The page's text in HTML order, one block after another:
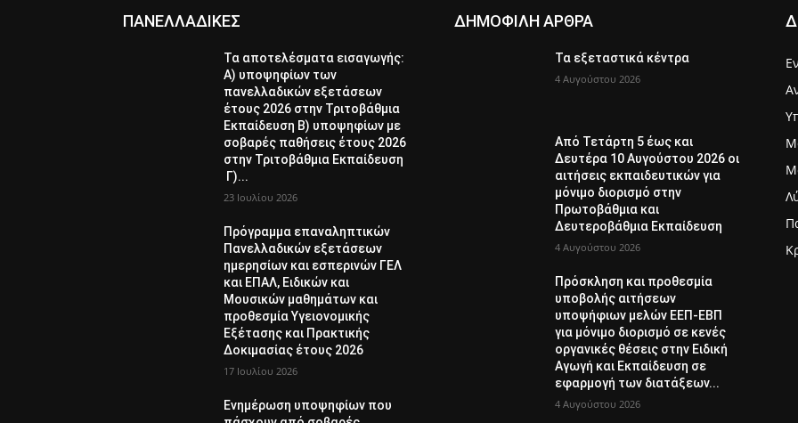
ΠΑΝΕΛΛΑΔΙΚΕΣ
Τα αποτελέσματα εισαγωγής:
Α) υποψηφίων των
πανελλαδικών εξετάσεων
έτους 2026 στην Τριτοβάθμια
Εκπαίδευση Β) υποψηφίων με
σοβαρές παθήσεις έτους 2026
στην Τριτοβάθμια Εκπαίδευση
Γ)...
23 Ιουλίου 2026
Πρόγραμμα επαναληπτικών
Πανελλαδικών εξετάσεων
ημερησίων και εσπερινών ΓΕΛ
και ΕΠΑΛ, Ειδικών και
Μουσικών μαθημάτων και
προθεσμία Υγειονομικής
Εξέτασης και Πρακτικής
Δοκιμασίας έτους 2026
17 Ιουλίου 2026
Ενημέρωση υποψηφίων που
ΔΗΜΟΦΙΛΗ ΑΡΘΡΑ
Τα εξεταστικά κέντρα
4 Αυγούστου 2026
Από Τετάρτη 5 έως και
Δευτέρα 10 Αυγούστου 2026 οι
αιτήσεις εκπαιδευτικών για
μόνιμο διορισμό στην
Πρωτοβάθμια και
Δευτεροβάθμια Εκπαίδευση
4 Αυγούστου 2026
Πρόσκληση και προθεσμία
υποβολής αιτήσεων
υποψήφιων μελών ΕΕΠ-ΕΒΠ
για μόνιμο διορισμό σε κενές
οργανικές θέσεις στην Ειδική
Αγωγή και Εκπαίδευση σε
εφαρμογή των διατάξεων...
4 Αυγούστου 2026